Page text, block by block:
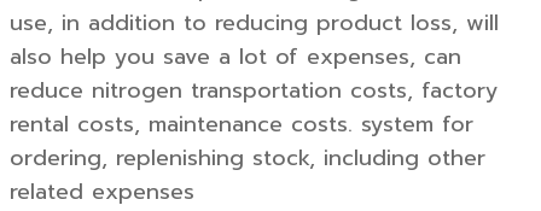
use, in addition to reducing product loss, will
also help you save a lot of expenses, can
reduce nitrogen transportation costs, factory
rental costs, maintenance costs. system for
ordering, replenishing stock, including other
related expenses